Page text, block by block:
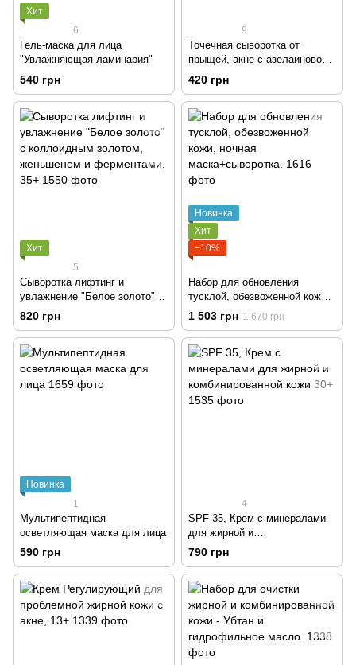
Хит
6
Гель-маска для лица
"Увлажняющая ламинария"
540 грн
9
Точечная сыворотка от
прыщей, акне с азелаиновой
кислотой и каламином, 16+
420 грн
Хит
5
Сыворотка лифтинг и
увлажнение "Белое золото" с
коллоидным золотом,
женьшенем и ферментами,
35+
820 грн
Новинка
Хит
−10%
Набор для обновления
тусклой, обезвоженной кожи,
ночная маска+сыворотка.
1 503 грн 1 670 грн
Новинка
1
Мультипептидная
осветляющая маска для лица
590 грн
4
SPF 35, Крем с минералами
для жирной и
комбинированной кожи 30+
790 грн